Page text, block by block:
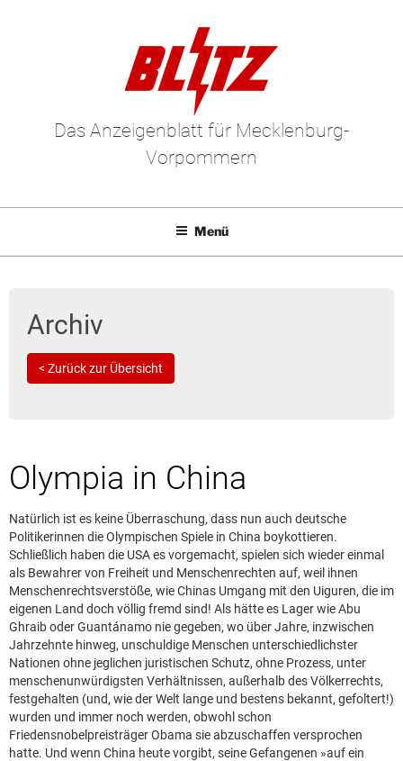
Das Anzeigenblatt für Mecklenburg-
Vorpommern
Menü
Leserbriefe lesen
Kontakt
Archiv
< Zurück zur Übersicht
Olympia in China
Natürlich ist es keine Überraschung, dass nun auch deutsche
Politikerinnen die Olympischen Spiele in China boykottieren.
Schließlich haben die USA es vorgemacht, spielen sich wieder einmal
als Bewahrer von Freiheit und Menschenrechten auf, weil ihnen
Menschenrechtsverstöße, wie Chinas Umgang mit den Uiguren, die im
eigenen Land doch völlig fremd sind! Als hätte es Lager wie Abu
Ghraib oder Guantánamo nie gegeben, wo über Jahre, inzwischen
Jahrzehnte hinweg, unschuldige Menschen unterschiedlichster
Nationen ohne jeglichen juristischen Schutz, ohne Prozess, unter
menschenunwürdigsten Verhältnissen, außerhalb des Völkerrechts,
festgehalten (und, wie der Welt lange und bestens bekannt, gefoltert!)
wurden und immer noch werden, obwohl schon
Friedensnobelpreisträger Obama sie abzuschaffen versprochen
hatte. Und wenn China heute vorgibt, seine Gefangenen »auf ein